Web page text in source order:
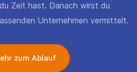
Zeit hast. Danach wirst du
Unternehmen vermittelt.
zum Ablauf